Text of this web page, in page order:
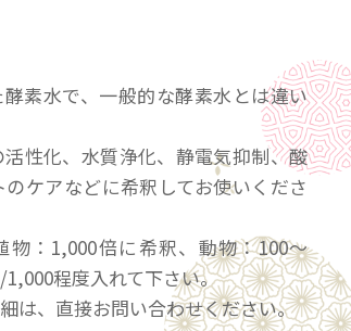
素水で、一般的な酵素水とは違い
性化、水質浄化、静電気抑制、酸
ケアなどに希釈してお使いくださ
物：1,000倍に希釈、動物：100～
程度入れて下さい。
は、直接お問い合わせください。